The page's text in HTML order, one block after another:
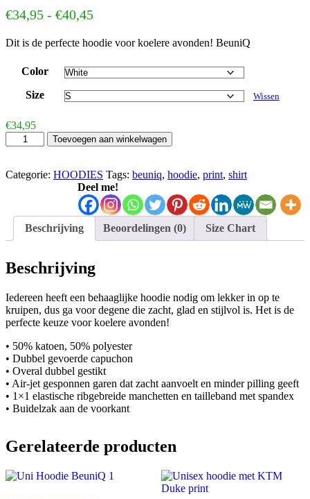
€34,95 - €40,45Prijsklasse:
tot
Dit is de perfecte hoodie voor koelere avonden! BeuniQ
Color
Size
Wissen
€34,95
Hoodie
2
Toevoegen aan winkelwagen
Categorie: HOODIES Tags: beuniq, hoodie, print, shirt
Deel me!
Beschrijving Beoordelingen (0) Size Chart
Beschrijving
Iedereen heeft een behaaglijke hoodie nodig om lekker in op te
kruipen, dus ga voor degene die zacht, glad en stijlvol is. Het is de
perfecte keuze voor koelere avonden!
• 50% katoen, 50% polyester
• Dubbel gevoerde capuchon
• Overal dubbel gestikt
• Air-jet gesponnen garen dat zacht aanvoelt en minder pilling geeft
• 1×1 elastische ribgebreide manchetten en tailleband met spandex
• Buidelzak aan de voorkant
Gerelateerde producten